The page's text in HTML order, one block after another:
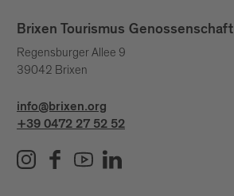
Brixen Tourismus Genossenschaft
Regensburger Allee 9
39042 Brixen
info@brixen.org
+39 0472 27 52 52